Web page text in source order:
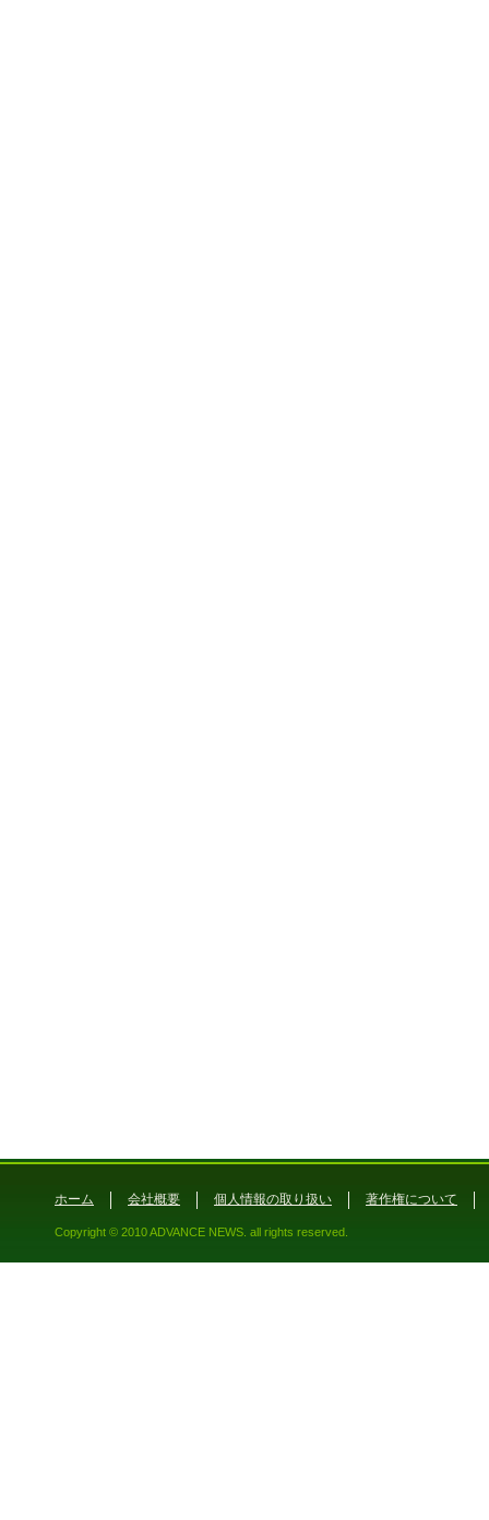
ホーム 会社概要 個人情報の取り扱い 著作権について
Copyright © 2010 ADVANCE NEWS. all rights reserved.